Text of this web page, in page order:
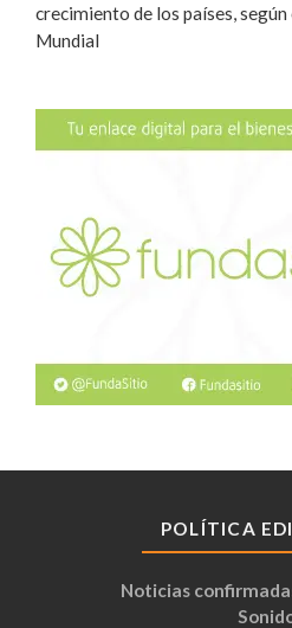
crecimiento de los países, según
Mundial
POLÍTICA
Noticias